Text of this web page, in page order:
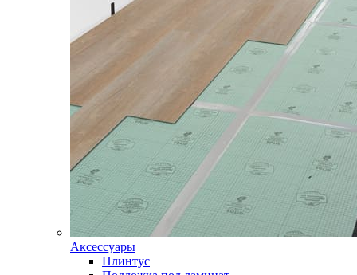
Аксессуары
Плинтус